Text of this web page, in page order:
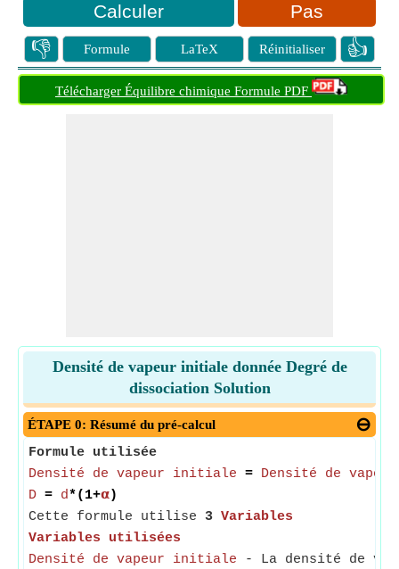
Pas
👎 Formule LaTeX Réinitialiser 👍
Télécharger Équilibre chimique Formule PDF
Densité de vapeur initiale donnée Degré de
dissociation Solution
ÉTAPE 0: Résumé du pré-calcul
Formule utilisée
Densité de vapeur initiale = Densité de
D = d*(1+𝝰)
Cette formule utilise 3 Variables
Variables utilisées
Densité de vapeur initiale - La densité de